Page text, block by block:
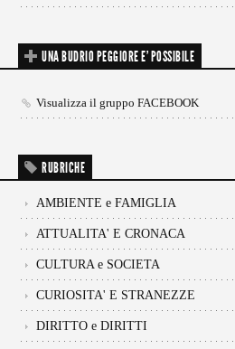
UNA BUDRIO PEGGIORE E’ POSSIBILE
Visualizza il gruppo FACEBOOK
RUBRICHE
AMBIENTE e FAMIGLIA
ATTUALITA' E CRONACA
CULTURA e SOCIETA
CURIOSITA' E STRANEZZE
DIRITTO e DIRITTI